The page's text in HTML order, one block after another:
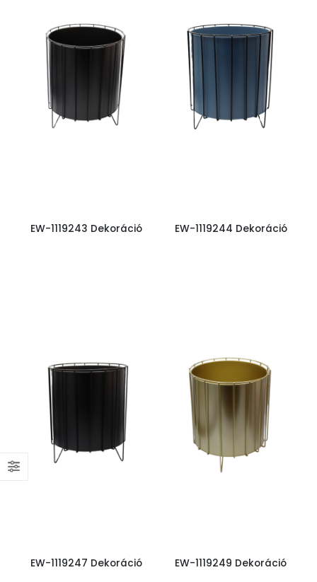
EW-1119243 Dekoráció EW-1119244 Dekoráció
EW-1119247 Dekoráció EW-1119249 Dekoráció